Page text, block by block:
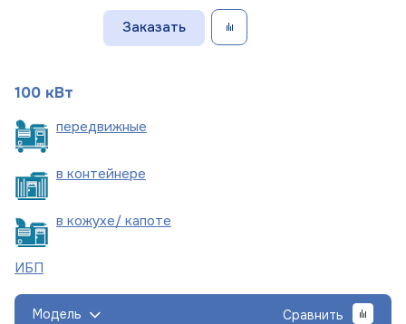
Заказать
100 кВт
передвижные
в контейнере
в кожухе/ капоте
ИБП
Модель Сравнить